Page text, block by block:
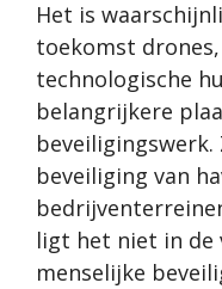
Het is
toekomst
technologische
belangrijkere
beveiliging van
ligt het niet in
menselijke